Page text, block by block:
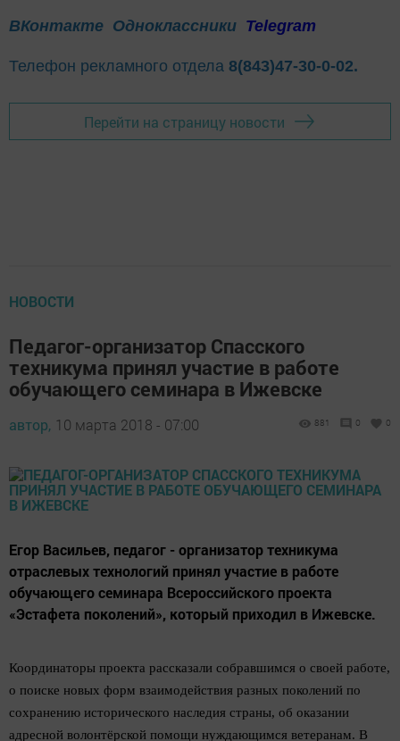
ВКонтакте Одноклассники Telegram
Телефон рекламного отдела 8(843)47-30-0-02.
Перейти на страницу новости
НОВОСТИ
Педагог-организатор Спасского
техникума принял участие в работе
обучающего семинара в Ижевске
автор, 10 марта 2018 - 07:00 881 0 0
Егор Васильев, педагог - организатор техникума
отраслевых технологий принял участие в работе
обучающего семинара Всероссийского проекта
«Эстафета поколений», который приходил в Ижевске.
Координаторы проекта рассказали собравшимся о своей работе,
о поиске новых форм взаимодействия разных поколений по
сохранению исторического наследия страны, об оказании
адресной волонтёрской помощи нуждающимся ветеранам. В